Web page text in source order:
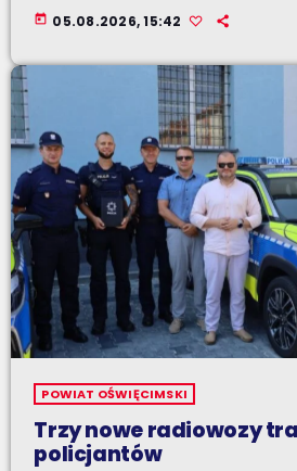
today 05.08.2026, 15:42
POWIAT OŚWIĘCIMSKI
Trzy nowe radiowozy
policjantów